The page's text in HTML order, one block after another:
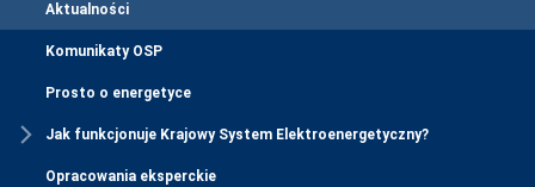
Aktualności
Komunikaty OSP
Prosto o energetyce
Jak funkcjonuje Krajowy System Elektroenergetyczny?
Opracowania eksperckie